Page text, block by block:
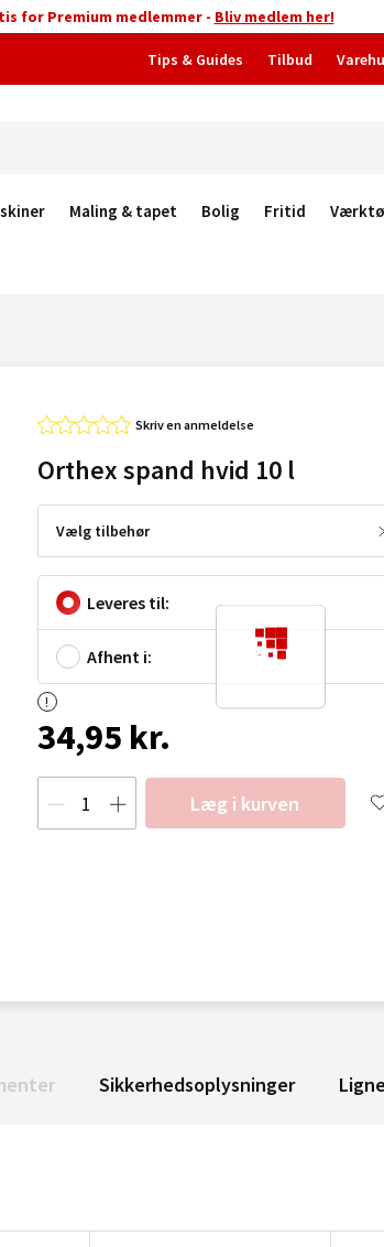
for Premium medlemmer - Bliv medlem her!
Tips & Guides Tilbud
Maling & tapet Bolig Fritid
Skriv en anmeldelse
Orthex spand hvid 10 l
Vælg tilbehør
Leveres til:
Afhent i:
34,95 kr.
Læg i kurven
Sikkerhedsoplysninger